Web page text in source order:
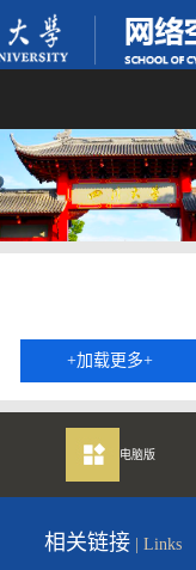
+加载更多+
电脑版
相关链接 | Links